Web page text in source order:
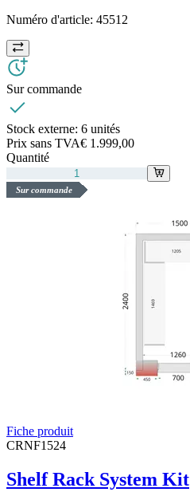
Numéro d'article: 45512
Sur commande
Stock externe: 6 unités
Prix sans TVA€ 1.999,00
Quantité
Sur commande
Fiche produit
CRNF1524
Shelf Rack System Kit